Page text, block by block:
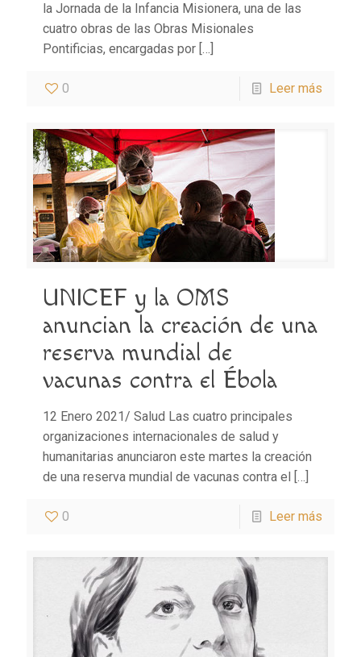
la Jornada de la Infancia Misionera, una de las
cuatro obras de las Obras Misionales
Pontificias, encargadas por […]
0 Leer más
UNICEF y la OMS
anuncian la creación de una
reserva mundial de
vacunas contra el Ébola
12 Enero 2021/ Salud Las cuatro principales
organizaciones internacionales de salud y
humanitarias anunciaron este martes la creación
de una reserva mundial de vacunas contra el
[…]
0 Leer más